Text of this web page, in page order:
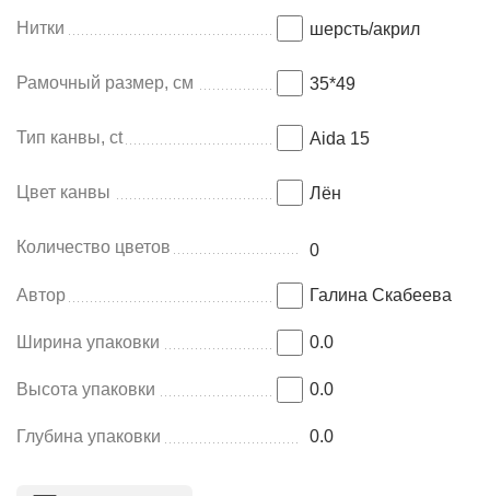
Нитки шерсть/акрил
Рамочный размер, см 35*49
Тип канвы, ct Aida 15
Цвет канвы Лён
Количество цветов 0
Автор Галина Скабеева
Ширина упаковки 0.0
Высота упаковки 0.0
Глубина упаковки 0.0